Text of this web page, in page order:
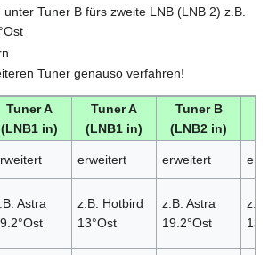
unter Tuner B fürs zweite LNB (LNB 2) z.B.
Tuner genauso verfahren!
Tuner A
(LNB1 in)
Tuner A
(LNB1 in)
Tuner B
(LNB2 in)
erweitert erweitert
Astra
z.B. Hotbird
13°Ost
z.B. Astra
19.2°Ost
z.B.